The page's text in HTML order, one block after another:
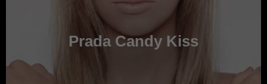
Prada Candy Kiss